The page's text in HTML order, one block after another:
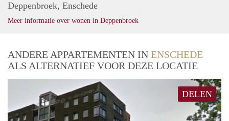
Deppenbroek, Enschede
Meer informatie over wonen in Deppenbroek
ANDERE APPARTEMENTEN IN ENSCHEDE
ALS ALTERNATIEF VOOR DEZE LOCATIE
DELEN